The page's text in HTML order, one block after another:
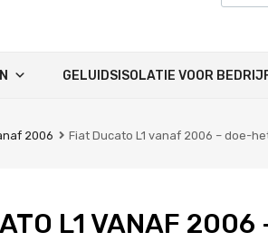
GELUIDSISOLATIE VOOR
2006 Fiat Ducato L1 vanaf 2006 – doe-
L1 VANAF 2006